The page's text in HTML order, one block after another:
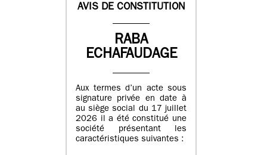
AVIS DE CONSTITUTION
RABA
ECHAFAUDAGE
Aux termes d’un acte sous
signature privée en date à
au siège social du 17 juillet
2026 il a été constitué une
société présentant les
caractéristiques suivantes :